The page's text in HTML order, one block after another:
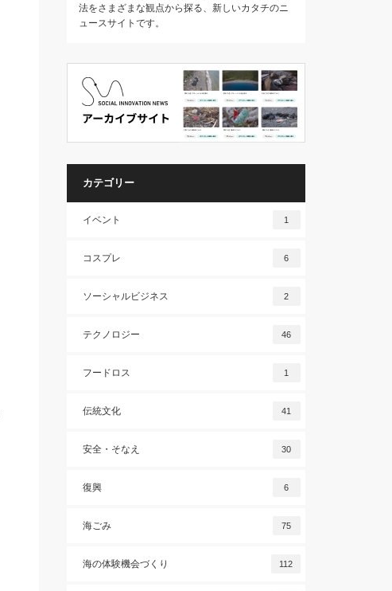
法をさまざまな観点から探る、新しいカタチのニ
ュースサイトです。
カテゴリー
イベント 1
コスプレ 6
ソーシャルビジネス 2
テクノロジー 46
フードロス 1
伝統文化 41
安全・そなえ 30
復興 6
海ごみ 75
海の体験機会づくり 112